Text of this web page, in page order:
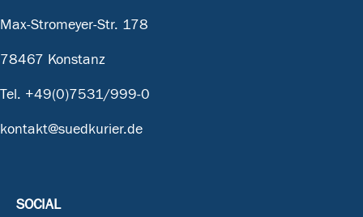
Max-Stromeyer-Str. 178
78467 Konstanz
Tel. +49(0)7531/999-0
kontakt@suedkurier.de
SOCIAL